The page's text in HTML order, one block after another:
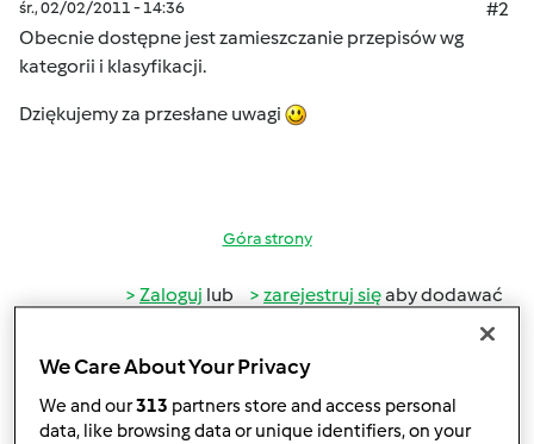
śr., 02/02/2011 - 14:36
#2
Obecnie dostępne jest zamieszczanie przepisów wg
kategorii i klasyfikacji.
Dziękujemy za przesłane uwagi
Góra strony
Zaloguj lub zarejestruj sięaby dodawać
komentarze
We Care About Your Privacy
We and our313 partners store and access personal
data, like browsing data or unique identifiers, on your